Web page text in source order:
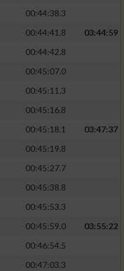
00:44:38.3
00:44:41.8
03:44:59
00:44:42.8
00:45:07.0
00:45:11.3
00:45:16.8
00:45:18.1
03:47:37
00:45:19.8
00:45:27.7
00:45:38.8
00:45:53.3
00:45:59.0
03:55:22
00:46:54.5
00:47:03.3